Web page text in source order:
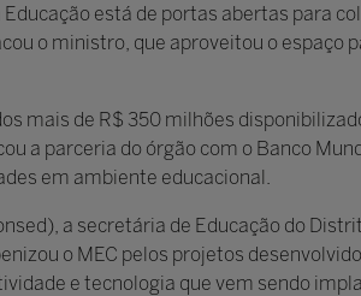
está de portas abertas para
o ministro, que aproveitou o espaço
mais de R$ 350 milhões
a parceria do órgão com o Banco
em ambiente educacional.
a secretária de Educação do
o MEC pelos projetos
e tecnologia que vem sendo